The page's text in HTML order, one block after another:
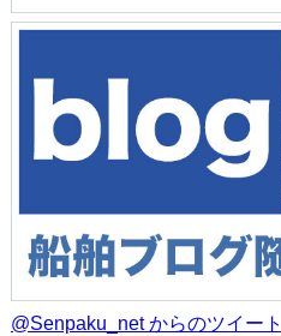
@Senpaku_net からのツイート